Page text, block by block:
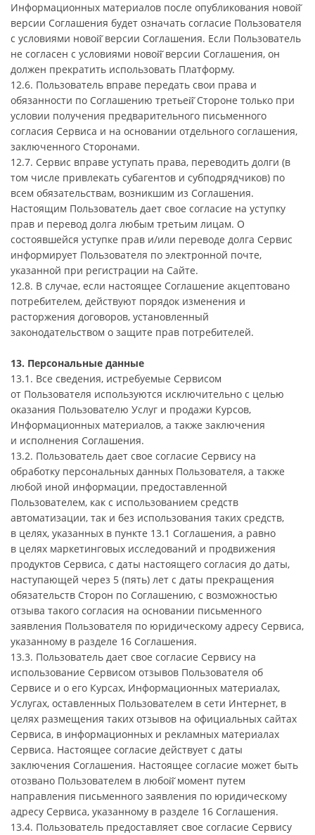
Информационных материалов после опубликования новой̆
версии Соглашения будет означать согласие Пользователя
с условиями новой̆ версии Соглашения. Если Пользователь
не согласен с условиями новой̆ версии Соглашения, он
должен прекратить использовать Платформу.
12.6. Пользователь вправе передать свои права и
обязанности по Соглашению третьей̆ Стороне только при
условии получения предварительного письменного
согласия Сервиса и на основании отдельного соглашения,
заключенного Сторонами.
12.7. Сервис вправе уступать права, переводить долги (в
том числе привлекать субагентов и субподрядчиков) по
всем обязательствам, возникшим из Соглашения.
Настоящим Пользователь дает свое согласие на уступку
прав и перевод долга любым третьим лицам. О
состоявшейся уступке прав и/или переводе долга Сервис
информирует Пользователя по электронной почте,
указанной при регистрации на Сайте.
12.8. В случае, если настоящее Соглашение акцептовано
потребителем, действуют порядок изменения и
расторжения договоров, установленный
законодательством о защите прав потребителей.
13. Персональные данные
13.1. Все сведения, истребуемые Сервисом
от Пользователя используются исключительно с целью
оказания Пользователю Услуг и продажи Курсов,
Информационных материалов, а также заключения
и исполнения Соглашения.
13.2. Пользователь дает свое согласие Сервису на
обработку персональных данных Пользователя, а также
любой иной информации, предоставленной
Пользователем, как с использованием средств
автоматизации, так и без использования таких средств,
в целях, указанных в пункте 13.1 Соглашения, а равно
в целях маркетинговых исследований и продвижения
продуктов Сервиса, с даты настоящего согласия до даты,
наступающей через 5 (пять) лет с даты прекращения
обязательств Сторон по Соглашению, с возможностью
отзыва такого согласия на основании письменного
заявления Пользователя по юридическому адресу Сервиса,
указанному в разделе 16 Соглашения.
13.3. Пользователь дает свое согласие Сервису на
использование Сервисом отзывов Пользователя об
Сервисе и о его Курсах, Информационных материалах,
Услугах, оставленных Пользователем в сети Интернет, в
целях размещения таких отзывов на официальных сайтах
Сервиса, в информационных и рекламных материалах
Сервиса. Настоящее согласие действует с даты
заключения Соглашения. Настоящее согласие может быть
отозвано Пользователем в любой̆ момент путем
направления письменного заявления по юридическому
адресу Сервиса, указанному в разделе 16 Соглашения.
13.4. Пользователь предоставляет свое согласие Сервису